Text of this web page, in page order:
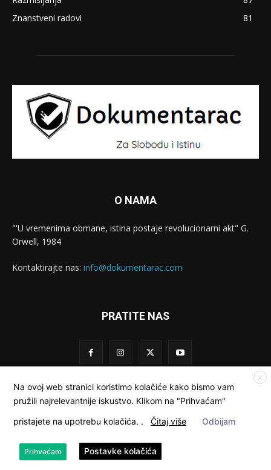
Znanstveni radovi
81
O NAMA
"'U vremenima obmane, istina postaje revolucionarni akt" G.
Orwell, 1984
Kontaktirajte nas: info@dokumentarac.com
PRATITE NAS
X
Na ovoj web stranici koristimo kolačiće kako bismo vam
pružili najrelevantnije iskustvo. Klikom na "Prihvaćam"
pristajete na upotrebu kolačića. . Čitaj više Odbijam
Prihvaćam Postavke kolačića